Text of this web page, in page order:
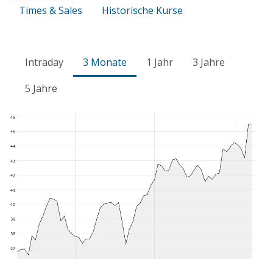
Times & Sales
Historische Kurse
Intraday 3 Monate 1 Jahr
3 Jahre
5 Jahre